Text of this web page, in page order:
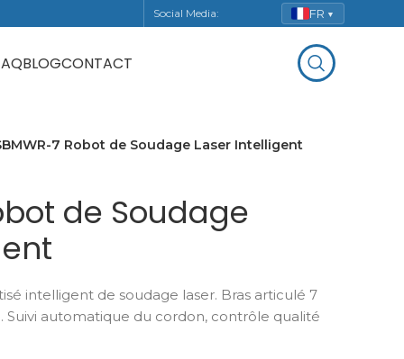
Social Media: FR ▼
BLOGCONTACT
7 Robot de Soudage Laser Intelligent
de Soudage
intelligent de soudage laser. Bras articulé 7
Suivi automatique du cordon, contrôle qualité